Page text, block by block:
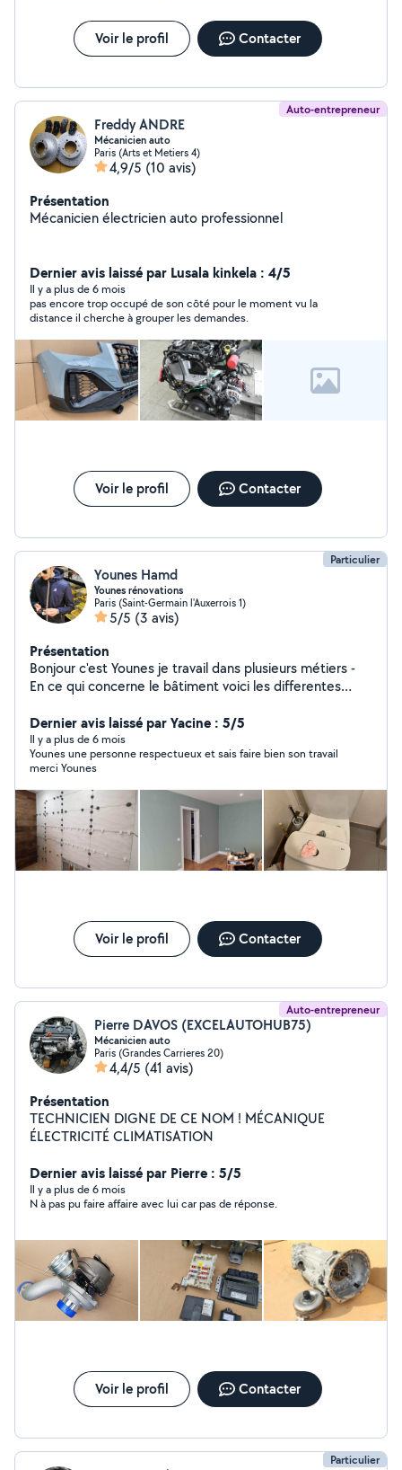
Voir le profil Contacter
Auto-entrepreneur
Freddy ANDRE
Mécanicien auto
Paris (Arts et Metiers 4)
4,9/5 (10 avis)
Présentation
Mécanicien électricien auto professionnel
Dernier avis laissé par Lusala kinkela : 4/5
Il y a plus de 6 mois
pas encore trop occupé de son côté pour le moment vu la
distance il cherche à grouper les demandes.
Voir le profil Contacter
Particulier
Younes Hamd
Younes rénovations
Paris (Saint-Germain l'Auxerrois 1)
5/5 (3 avis)
Présentation
Bonjour c'est Younes je travail dans plusieurs métiers -
En ce qui concerne le bâtiment voici les differentes
générale - Carrelage -Pose de placo -Enduit partiel ou
general -Rebouchage,gros,fin et ponçage -Pose de
Parquet stratifié , lino , rénovation -Peinture mat, satin.
acrylique -Papiers peints -Toile de verre Autres travaux
sur demande Travail propre et soigné
Dernier avis laissé par Yacine : 5/5
Il y a plus de 6 mois
Younes une personne respectueux et sais faire bien son travail
merci Younes
Voir le profil Contacter
Auto-entrepreneur
Pierre DAVOS (EXCELAUTOHUB75)
Mécanicien auto
Paris (Grandes Carrieres 20)
4,4/5 (41 avis)
Présentation
TECHNICIEN DIGNE DE CE NOM ! MÉCANIQUE
ÉLECTRICITÉ CLIMATISATION
Dernier avis laissé par Pierre : 5/5
Il y a plus de 6 mois
N à pas pu faire affaire avec lui car pas de réponse.
Voir le profil Contacter
Particulier